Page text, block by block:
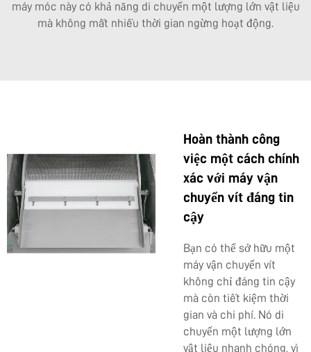
máy móc này có khả năng di chuyển một lượng lớn vật liệu
mà không mất nhiều thời gian ngừng hoạt động.
Hoàn thành công
việc một cách chính
xác với máy vận
chuyển vít đáng tin
cậy
Bạn có thể sở hữu một
máy vận chuyển vít
không chỉ đáng tin cậy
mà còn tiết kiệm thời
gian và chi phí. Nó di
chuyển một lượng lớn
vật liệu nhanh chóng, vì